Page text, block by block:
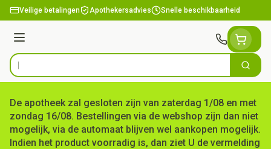
Ga naar de inhoud
Veilige betalingen Apothekersadvies Snelle beschikbaarheid
Menu
Product, merk, categorie... Zoek
De apotheek zal gesloten zijn van zaterdag 1/08 en met
zondag 16/08. Bestellingen via de webshop zijn dan niet
mogelijk, via de automaat blijven wel aankopen mogelijk.
Indien het product voorradig is, dan ziet U de vermelding